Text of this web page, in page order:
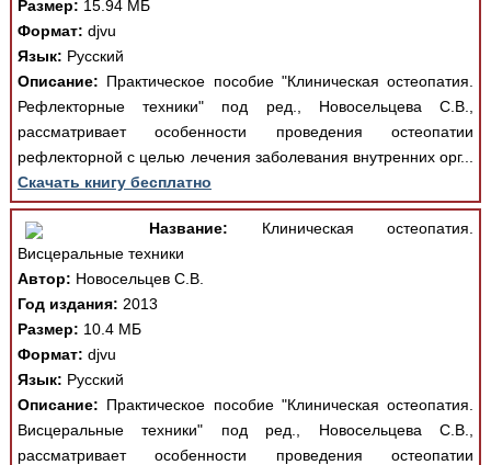
Размер: 15.94 МБ
Формат: djvu
Язык: Русский
Описание: Практическое пособие "Клиническая остеопатия.
Рефлекторные техники" под ред., Новосельцева С.В.,
рассматривает особенности проведения остеопатии
рефлекторной с целью лечения заболевания внутренних орг...
Скачать книгу бесплатно
Название: Клиническая остеопатия.
Висцеральные техники
Автор: Новосельцев С.В.
Год издания: 2013
Размер: 10.4 МБ
Формат: djvu
Язык: Русский
Описание: Практическое пособие "Клиническая остеопатия.
Висцеральные техники" под ред., Новосельцева С.В.,
рассматривает особенности проведения остеопатии